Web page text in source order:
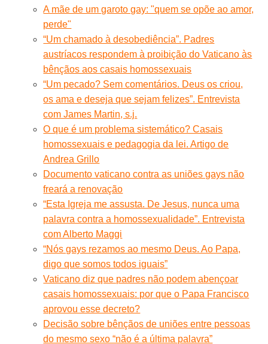
A mãe de um garoto gay: "quem se opõe ao amor,
perde"
“Um chamado à desobediência”. Padres
austríacos respondem à proibição do Vaticano às
bênçãos aos casais homossexuais
“Um pecado? Sem comentários. Deus os criou,
os ama e deseja que sejam felizes”. Entrevista
com James Martin, s.j.
O que é um problema sistemático? Casais
homossexuais e pedagogia da lei. Artigo de
Andrea Grillo
Documento vaticano contra as uniões gays não
freará a renovação
“Esta Igreja me assusta. De Jesus, nunca uma
palavra contra a homossexualidade”. Entrevista
com Alberto Maggi
“Nós gays rezamos ao mesmo Deus. Ao Papa,
digo que somos todos iguais”
Vaticano diz que padres não podem abençoar
casais homossexuais: por que o Papa Francisco
aprovou esse decreto?
Decisão sobre bênçãos de uniões entre pessoas
do mesmo sexo “não é a última palavra”